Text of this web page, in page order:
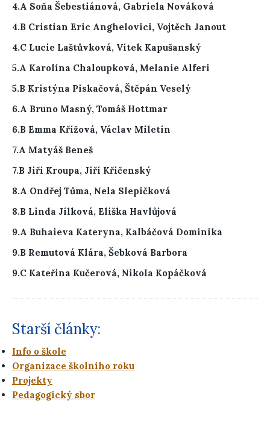
4.A Soňa Šebestiánová, Gabriela Nováková
4.B Cristian Eric Anghelovici, Vojtěch Janout
4.C Lucie Laštůvková, Vítek Kapušanský
5.A Karolína Chaloupková, Melanie Alferi
5.B Kristýna Piskačová, Štěpán Veselý
6.A Bruno Masný, Tomáš Hottmar
6.B Emma Křížová, Václav Miletín
7.A Matyáš Beneš
7.B Jiří Kroupa, Jiří Křičenský
8.A Ondřej Tůma, Nela Slepičková
8.B Linda Jílková, Eliška Havlůjová
9.A Buhaieva Kateryna, Kalbáčová Dominika
9.B Remutová Klára, Šebková Barbora
9.C Kateřina Kučerová, Nikola Kopáčková
Starší články:
Info o škole
Organizace školního roku
Projekty
Pedagogický sbor